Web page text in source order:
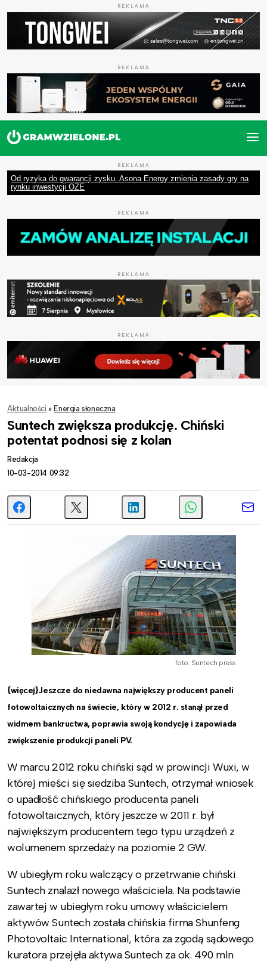
REKLAMA
REKLAMA
REKLAMA
Od ryzyka do gwarancji zysku. Asona Energy zmienia zasady gry na
rynku inwestycji OZE
REKLAMA
REKLAMA
REKLAMA
Aktualności » Energia słoneczna
Suntech zwiększa produkcję. Chiński
potentat podnosi się z kolan
Redakcja
10-03-2014 09:32
foto: Suntech press
{więcej}Jeszcze do niedawna największy producent paneli
fotowoltaicznych na świecie, który w 2012 r. stanął przed
widmem bankructwa, poprawia swoją kondycję i zapowiada
zwiększenie produkcji paneli PV.
W marcu 2012 roku chiński sąd w prowincji Wuxi, w
której mieści się siedziba Suntech, otrzymał wniosek
o upadłość chińskiego producenta paneli
fotowoltaicznych, który jeszcze w 2011 r. był
największym producentem tego typu urządzeń z
wolumenem sprzedaży na poziomie 2 GW.
W ubiegłym roku walczący o przetrwanie chiński
Suntech znalazł nowego właściciela. Na podstawie
zawartej w ubiegłym roku umowy właścicielem
aktywów Suntech została chińskia firma Shunfeng
Photovoltaic International, która za zgodą sądowego
kuratora przejęła aktywa Suntech za ok. 490 mln